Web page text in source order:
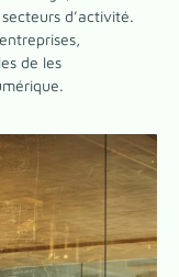
d’activité.
de les